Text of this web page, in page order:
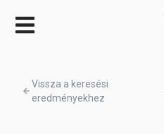
Vissza a keresési
eredményekhez